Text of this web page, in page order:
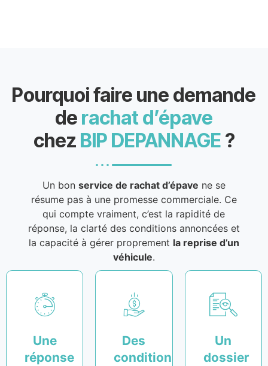
Pourquoi faire une demande
de rachat d’épave
chez BIP DEPANNAGE ?
Un bon service de rachat d’épave ne se
résume pas à une promesse commerciale. Ce
qui compte vraiment, c’est la rapidité de
réponse, la clarté des conditions annoncées et
la capacité à gérer proprement la reprise d’un
véhicule.
Une
réponse
Des
conditions
Un
dossier